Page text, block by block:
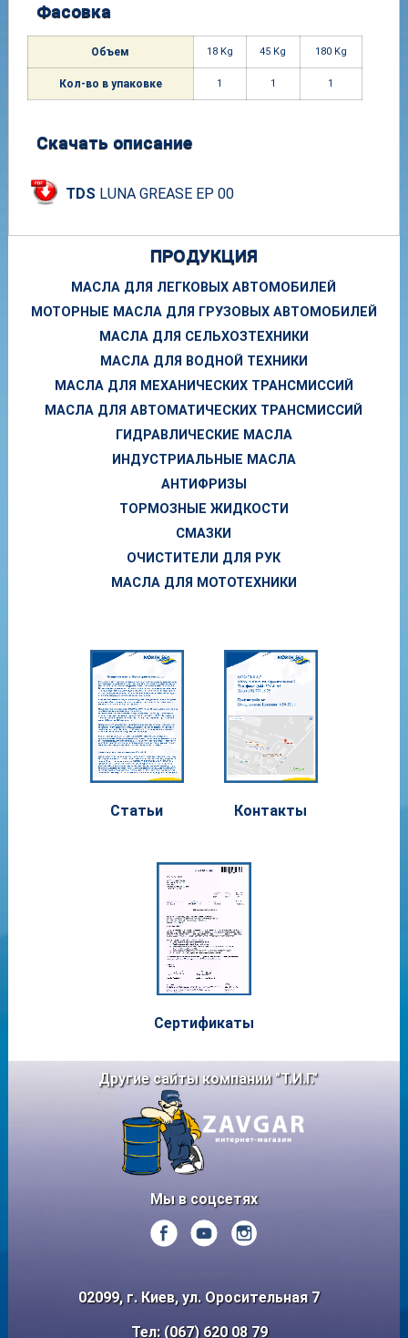
ПРОДУКЦИЯ
МАСЛА ДЛЯ ЛЕГКОВЫХ АВТОМОБИЛЕЙ
МОТОРНЫЕ МАСЛА ДЛЯ ГРУЗОВЫХ АВТОМОБИЛЕЙ
МАСЛА ДЛЯ СЕЛЬХОЗТЕХНИКИ
МАСЛА ДЛЯ ВОДНОЙ ТЕХНИКИ
МАСЛА ДЛЯ МЕХАНИЧЕСКИХ ТРАНСМИССИЙ
МАСЛА ДЛЯ АВТОМАТИЧЕСКИХ ТРАНСМИССИЙ
ГИДРАВЛИЧЕСКИЕ МАСЛА
ИНДУСТРИАЛЬНЫЕ МАСЛА
АНТИФРИЗЫ
ТОРМОЗНЫЕ ЖИДКОСТИ
СМАЗКИ
ОЧИСТИТЕЛИ ДЛЯ РУК
МАСЛА ДЛЯ МОТОТЕХНИКИ
Фасовка
Объем 18 Kg 45 Kg 180 Kg
Кол-во в упаковке 1 1 1
Скачать описание
TDS LUNA GREASE EP 00
Статьи Контакты
Сертификаты
Другие сайты компании "Т.И.Г."
Мы в соцсетях
02099, г. Киев, ул. Оросительная 7
Тел: (067) 620 08 79